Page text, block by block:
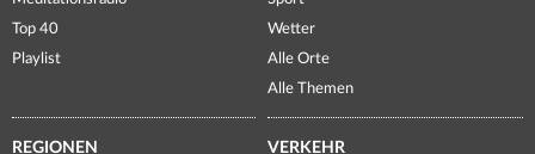
Top 40
Playlist
Wetter
Alle Orte
Alle Themen
REGIONEN VERKEHR